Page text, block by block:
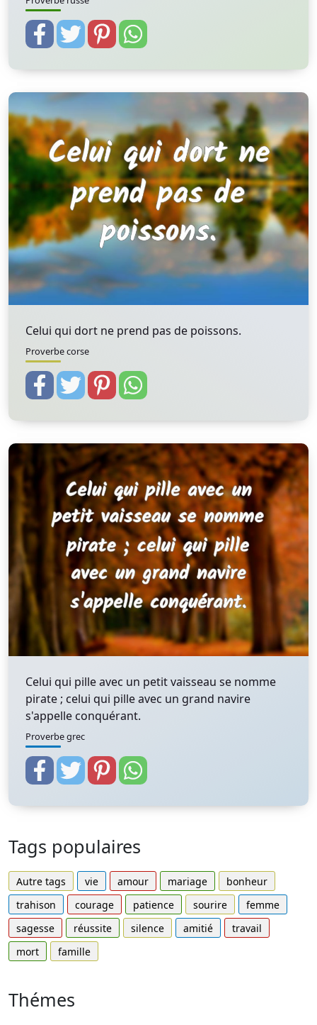
Celui qui dort ne prend pas de poissons.
Proverbe corse
Celui qui pille avec un petit vaisseau se nomme
pirate ; celui qui pille avec un grand navire
s'appelle conquérant.
Proverbe grec
Tags populaires
Autre tags vie amour mariage
bonheur
trahison
courage patience sourire
femme
sagesse
réussite silence amitié
travail
mort
famille
Thémes